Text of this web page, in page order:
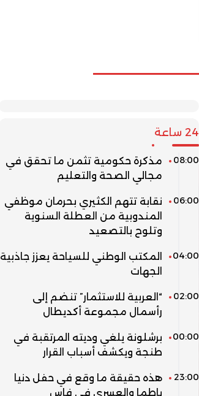
24 ساعة
08:00
مذكرة حكومية تثمن ما تحقق في
مجالي الصحة والتعليم
06:00
نقابة تتهم الكثيري بحرمان موظفي
المندوبية من العطلة السنوية
وتلوح بالتصعيد
04:00
المكتب الوطني للسياحة يعزز جاذبية
الجهات
02:00
“العربية للاستثمار” تنضم إلى
رأسمال مجموعة أكديطال
00:00
برشلونة يلغي وديته المرتقبة في
طنجة ويكشف أسباب القرار
23:00
هذه حقيقة ما وقع في حفل دنيا
باطما والعسري في فاس